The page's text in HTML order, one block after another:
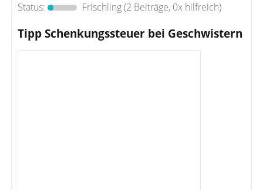
Status:
Frischling(2 Beiträge, 0x hilfreich)
Tipp Schenkungssteuer bei Geschwistern